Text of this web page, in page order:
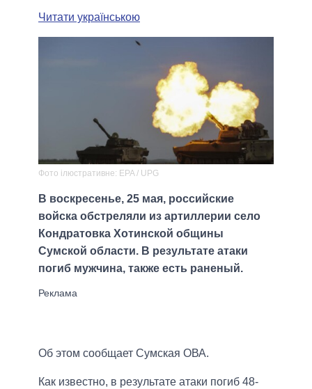
Читати українською
Фото iлюстративне: EPA / UPG
В воскресенье, 25 мая, российские
войска обстреляли из артиллерии село
Кондратовка Хотинской общины
Сумской области. В результате атаки
погиб мужчина, также есть раненый.
Об этом сообщает Сумская ОВА.
Как известно, в результате атаки погиб 48-